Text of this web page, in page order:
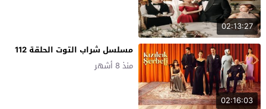
02:13:27
02:16:03
مسلسل شراب التوت الحلقة 112
منذ 8 أشهر